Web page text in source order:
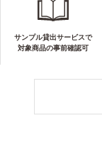
サンプル貸出サービスで
対象商品の事前確認可